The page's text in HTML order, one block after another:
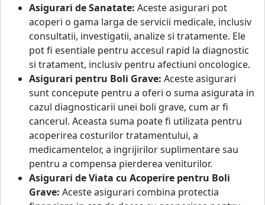
Asigurari de Sanatate: Aceste asigurari pot
acoperi o gama larga de servicii medicale, inclusiv
consultatii, investigatii, analize si tratamente. Ele
pot fi esentiale pentru accesul rapid la diagnostic
si tratament, inclusiv pentru afectiuni oncologice.
Asigurari pentru Boli Grave: Aceste asigurari
sunt concepute pentru a oferi o suma asigurata in
cazul diagnosticarii unei boli grave, cum ar fi
cancerul. Aceasta suma poate fi utilizata pentru
acoperirea costurilor tratamentului, a
medicamentelor, a ingrijirilor suplimentare sau
pentru a compensa pierderea veniturilor.
Asigurari de Viata cu Acoperire pentru Boli
Grave: Aceste asigurari combina protectia